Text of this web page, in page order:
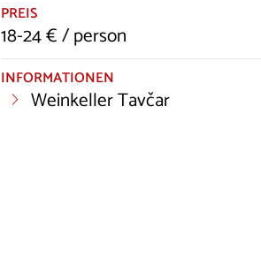
PREIS
18-24 € / person
INFORMATIONEN
Weinkeller Tavčar